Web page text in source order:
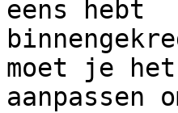
eens hebt
moet je
aanpassen